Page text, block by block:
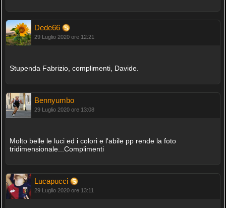
Dede66
29 Luglio 2020 ore 12:21
Stupenda Fabrizio, complimenti, Davide.
Bennyumbo
29 Luglio 2020 ore 13:08
Molto belle le luci ed i colori e l'abile pp rende la foto
tridimensionale...Complimenti
Lucapucci
29 Luglio 2020 ore 13:11